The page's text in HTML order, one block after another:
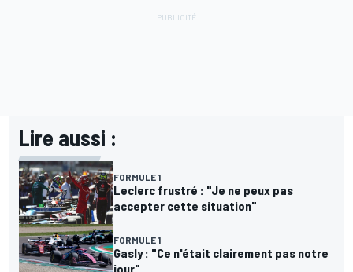
Lire aussi :
FORMULE 1
Leclerc frustré : "Je ne peux pas
accepter cette situation"
FORMULE 1
Gasly : "Ce n'était clairement pas notre
jour"